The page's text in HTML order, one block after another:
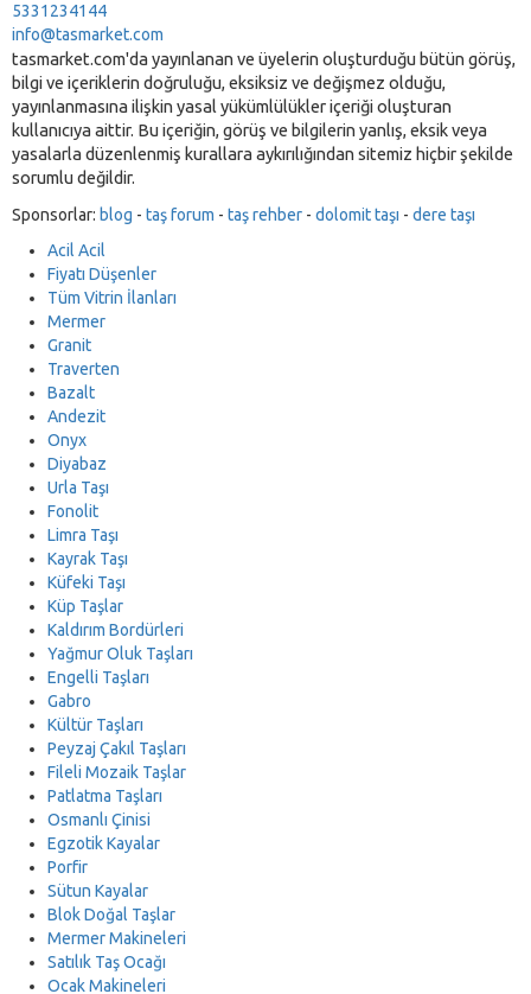
5331234144
info@tasmarket.com
tasmarket.com'da yayınlanan ve üyelerin oluşturduğu bütün görüş,
bilgi ve içeriklerin doğruluğu, eksiksiz ve değişmez olduğu,
yayınlanmasına ilişkin yasal yükümlülükler içeriği oluşturan
kullanıcıya aittir. Bu içeriğin, görüş ve bilgilerin yanlış, eksik veya
yasalarla düzenlenmiş kurallara aykırılığından sitemiz hiçbir şekilde
sorumlu değildir.
Sponsorlar: blog - taş forum - taş rehber - dolomit taşı - dere taşı
Acil Acil
Fiyatı Düşenler
Tüm Vitrin İlanları
Mermer
Granit
Traverten
Bazalt
Andezit
Onyx
Diyabaz
Urla Taşı
Fonolit
Limra Taşı
Kayrak Taşı
Küfeki Taşı
Küp Taşlar
Kaldırım Bordürleri
Yağmur Oluk Taşları
Engelli Taşları
Gabro
Kültür Taşları
Peyzaj Çakıl Taşları
Fileli Mozaik Taşlar
Patlatma Taşları
Osmanlı Çinisi
Egzotik Kayalar
Porfir
Sütun Kayalar
Blok Doğal Taşlar
Mermer Makineleri
Satılık Taş Ocağı
Ocak Makineleri